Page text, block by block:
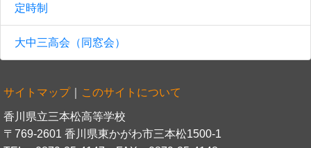
定時制
大中三高会（同窓会）
サイトマップ｜ このサイトについて
香川県立三本松高等学校
〒769-2601 香川県東かがわ市三本松1500-1